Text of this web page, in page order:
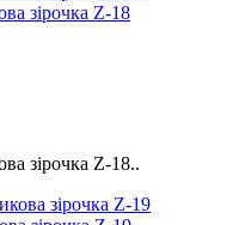
зірочка Z-18
зірочка Z-18..